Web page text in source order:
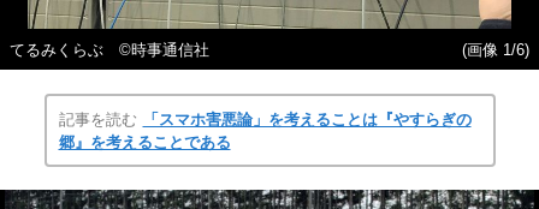
てるみくらぶ ©時事通信社 (画像 1/6)
記事を読む
「スマホ害悪論」を考えることは『やすらぎの
郷』を考えることである